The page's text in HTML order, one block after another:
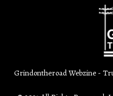
Grindontheroad Webzine -